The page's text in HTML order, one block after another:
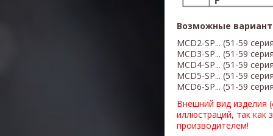
Возможные
MCD2-SP... (51-59
MCD3-SP... (51-59
MCD4-SP... (51-59
MCD5-SP... (51-59
MCD6-SP... (51-59
Внешний вид изделия
иллюстраций, так как
производителем!